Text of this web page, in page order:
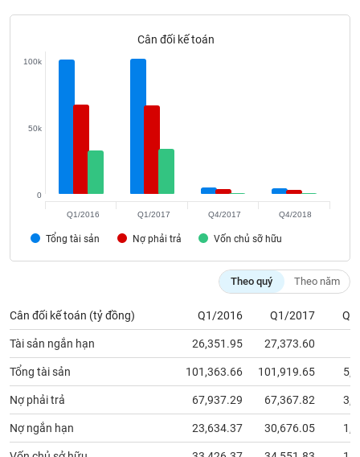
Cân đối kế toán
Tổng tài sản Nợ phải trả Vốn chủ sỡ hữu
0
50k
100k
Q1/2016 Q1/2017 Q4/2017 Q4/2018
Theo quý Theo năm
Cân đối kế toán (tỷ đồng) Q1/2016 Q1/2017
Tài sản ngắn hạn 26,351.95 27,373.60
Tổng tài sản 101,363.66 101,919.65
Nợ phải trả 67,937.29 67,367.82
Nợ ngắn hạn 23,634.37 30,676.05
khoán
(-)
Tất cả Người nội bộ Người liên quan Cổ đông lớn
Tin
tức
Bài
viết
của
tác
giả
(-)
Báo
cáo